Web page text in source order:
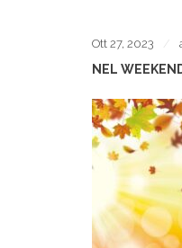
Ott 27, 2023
NEL